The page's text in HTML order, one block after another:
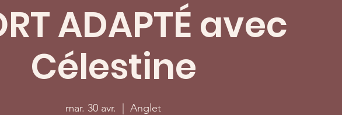
ADAPTÉ avec
Célestine
mar. 30 avr. Anglet